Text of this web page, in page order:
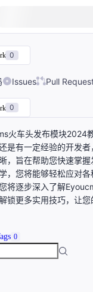
0
Issues Pull
0
火车头发布模块2024
是有一定经验的开发
，旨在帮助您快速掌
，您将能够轻松应对
将逐步深入了解
锁更多实用技巧，让
0